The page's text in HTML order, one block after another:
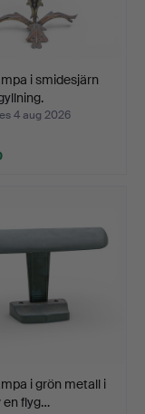
i smidesjärn
4 aug 2026
i grön metall i
en flyg…